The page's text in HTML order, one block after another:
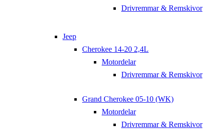
Drivremmar & Remskivor
Jeep
Cherokee 14-20 2,4L
Motordelar
Drivremmar & Remskivor
Grand Cherokee 05-10 (WK)
Motordelar
Drivremmar & Remskivor